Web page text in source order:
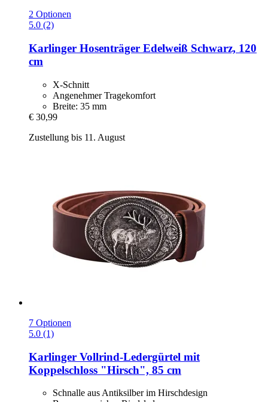
2 Optionen
5.0 (2)
Karlinger Hosenträger Edelweiß Schwarz, 120
cm
X-Schnitt
Angenehmer Tragekomfort
Breite: 35 mm
€ 30,99
Zustellung bis 11. August
7 Optionen
5.0 (1)
Karlinger Vollrind-​Ledergürtel mit
Koppelschloss "Hirsch", 85 cm
Schnalle aus Antiksilber im Hirschdesign